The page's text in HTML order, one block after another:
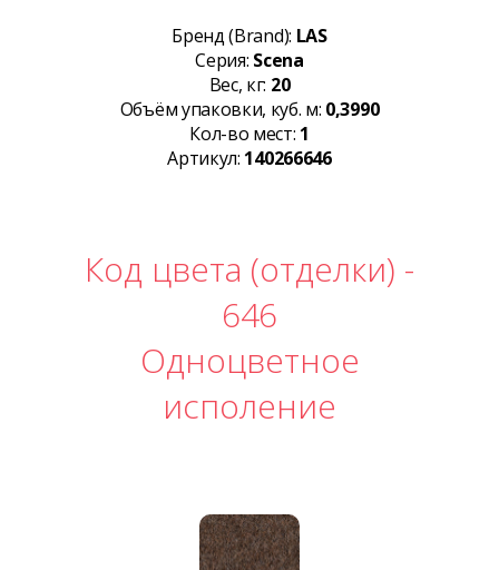
Бренд (Brand): LAS
Серия: Scena
Вес, кг: 20
Объём упаковки, куб. м: 0,3990
Кол-во мест: 1
Артикул: 140266646
Код цвета (отделки) -
646
Одноцветное
исполение